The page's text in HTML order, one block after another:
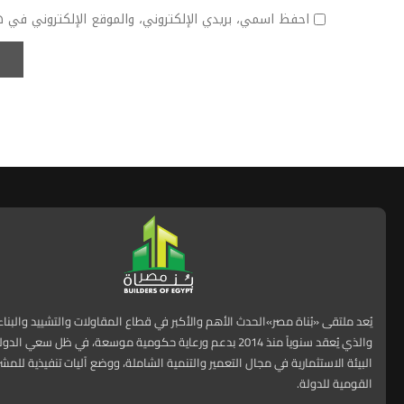
احفظ اسمي، بريدي الإلكتروني، والموقع الإلكتروني
يُعد ملتقى «بُناة مصر»الحدث الأهم والأكبر في قطاع المقاولات والتشييد
والذي يُعقد سنوياً منذ 2014 بدعم ورعاية حكومية موسعة، في ظل سعي
البيئة الاستثمارية في مجال التعمير والتنمية الشاملة، ووضع آليات تنفيذية
القومية للدولة.